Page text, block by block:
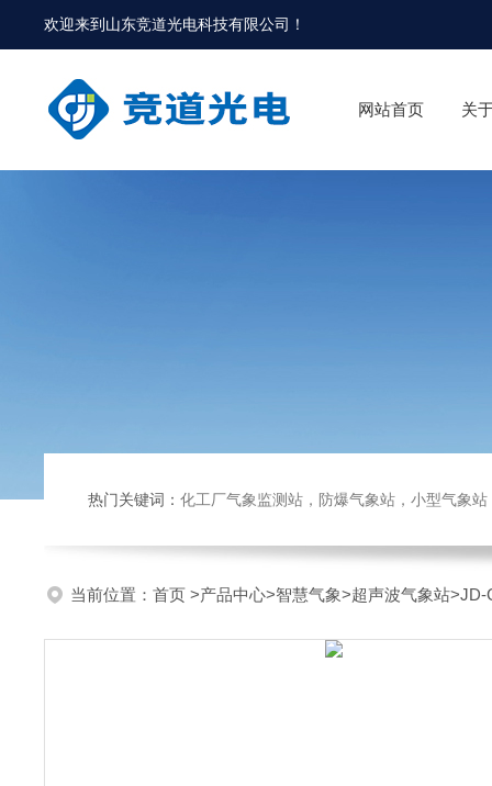
欢迎来到 山东竞道光电科技有限公司 ！
网站首页 关
热门关键词： 化工厂气象监测站，防爆气象站，小型气象站，化
当前位置： 首页 >产品中心>智慧气象>超声波气象站>JD-